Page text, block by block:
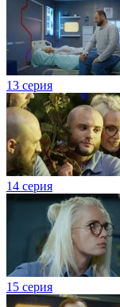
13 серия
14 серия
15 серия